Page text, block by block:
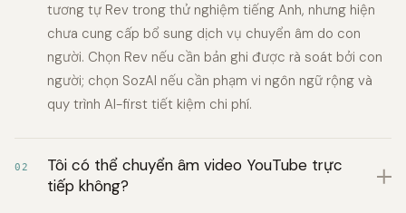
tương tự Rev trong thử nghiệm tiếng Anh, nhưng hiện
chưa cung cấp bổ sung dịch vụ chuyển âm do con
người. Chọn Rev nếu cần bản ghi được rà soát bởi con
người; chọn SozAI nếu cần phạm vi ngôn ngữ rộng và
quy trình AI-first tiết kiệm chi phí.
02
Tôi có thể chuyển âm video YouTube trực
tiếp không?